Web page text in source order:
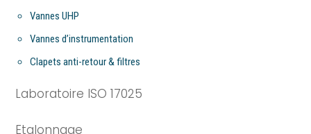
Vannes UHP
Vannes d’instrumentation
Clapets anti-retour & filtres
Laboratoire ISO 17025
Etalonnage